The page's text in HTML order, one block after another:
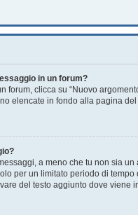
in un forum?
forum, clicca su “Nuovo
elencate in fondo alla pagina del
a meno che tu non sia
per un limitato periodo di
del testo aggiunto dove